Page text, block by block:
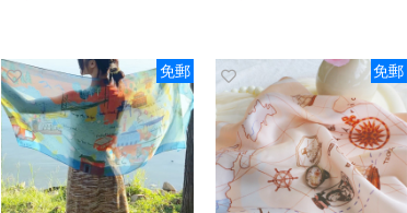
免郵 免郵